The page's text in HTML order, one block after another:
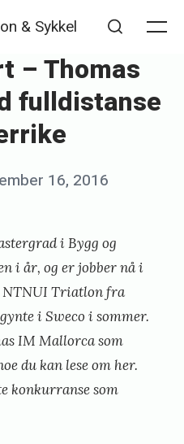
& Sykkel
– Thomas
fulldistanse
16, 2016
K
j
e
t
i
l
S
i Bygg og
i år, og er jobber nå i
NTNUI Triatlon fra
i Sweco i sommer.
IM Mallorca som
du kan lese om her.
konkurranse som